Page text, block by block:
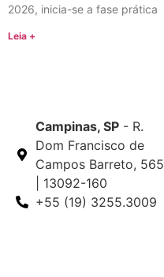
2026, inicia-se a fase prática
Leia +
Campinas, SP - R.
Dom Francisco de
Campos Barreto, 565
| 13092-160
+55 (19) 3255.3009